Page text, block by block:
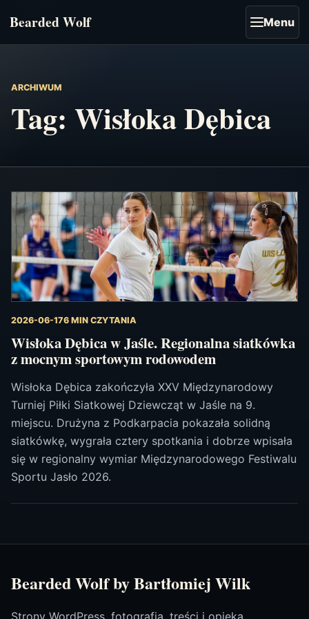
Bearded Wolf Menu
ARCHIWUM
Tag: Wisłoka Dębica
2026-06-176 MIN CZYTANIA
Wisłoka Dębica w Jaśle. Regionalna siatkówka
z mocnym sportowym rodowodem
Wisłoka Dębica zakończyła XXV Międzynarodowy
Turniej Piłki Siatkowej Dziewcząt w Jaśle na 9.
miejscu. Drużyna z Podkarpacia pokazała solidną
siatkówkę, wygrała cztery spotkania i dobrze wpisała
się w regionalny wymiar Międzynarodowego Festiwalu
Sportu Jasło 2026.
Bearded Wolf by Bartłomiej Wilk
Strony WordPress, fotografia, treści i opieka